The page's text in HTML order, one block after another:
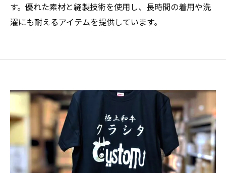
す。優れた素材と縫製技術を使用し、長時間の着用や洗
濯にも耐えるアイテムを提供しています。